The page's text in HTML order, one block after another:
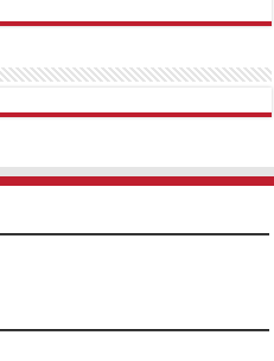
TipobetMatadorbetMariobet